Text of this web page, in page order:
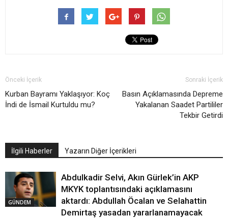
Önceki İçerik
Kurban Bayramı Yaklaşıyor: Koç
İndi de İsmail Kurtuldu mu?
Sonraki İçerik
Basın Açıklamasında Depreme
Yakalanan Saadet Partililer
Tekbir Getirdi
İlgili Haberler Yazarın Diğer İçerikleri
GÜNDEM
Abdulkadir Selvi, Akın Gürlek’in AKP
MKYK toplantısındaki açıklamasını
aktardı: Abdullah Öcalan ve Selahattin
Demirtaş yasadan yararlanamayacak